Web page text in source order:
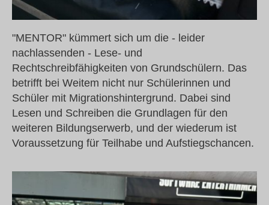
"MENTOR" kümmert sich um die - leider
nachlassenden - Lese- und
Rechtschreibfähigkeiten von Grundschülern. Das
betrifft bei Weitem nicht nur Schülerinnen und
Schüler mit Migrationshintergrund. Dabei sind
Lesen und Schreiben die Grundlagen für den
weiteren Bildungserwerb, und der wiederum ist
Voraussetzung für Teilhabe und Aufstiegschancen.